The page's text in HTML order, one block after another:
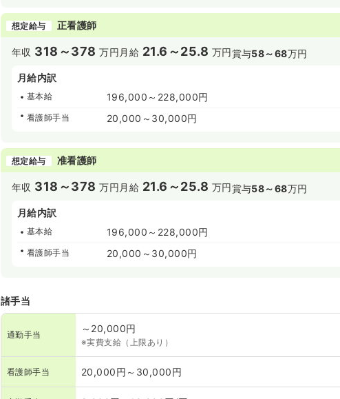
想定給与 正看護師
年収 318～378 万円 月給 21.6～25.8 万円賞与58～68万円
月給内訳
基本給 196,000～228,000円
看護師手当 20,000～30,000円
想定給与 准看護師
年収 318～378 万円 月給 21.6～25.8 万円賞与58～68万円
月給内訳
基本給 196,000～228,000円
看護師手当 20,000～30,000円
諸手当
通勤手当
～20,000円
※実費支給（上限あり）
看護師手当 20,000円～30,000円